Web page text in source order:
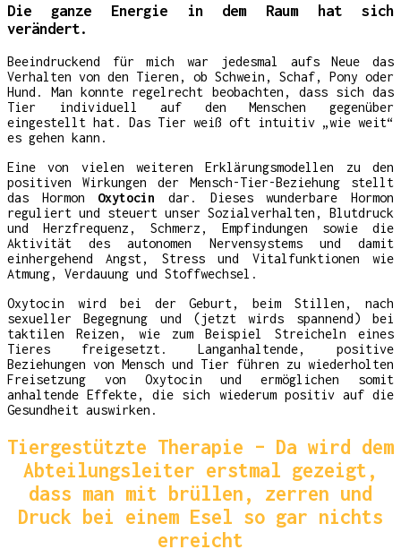
Die ganze Energie in dem Raum hat sich
verändert.
Beeindruckend für mich war jedesmal aufs Neue das
Verhalten von den Tieren, ob Schwein, Schaf, Pony oder
Hund. Man konnte regelrecht beobachten, dass sich das
Tier individuell auf den Menschen gegenüber
eingestellt hat. Das Tier weiß oft intuitiv „wie weit“
es gehen kann.
Eine von vielen weiteren Erklärungsmodellen zu den
positiven Wirkungen der Mensch-Tier-Beziehung stellt
das Hormon Oxytocin dar. Dieses wunderbare Hormon
reguliert und steuert unser Sozialverhalten, Blutdruck
und Herzfrequenz, Schmerz, Empfindungen sowie die
Aktivität des autonomen Nervensystems und damit
einhergehend Angst, Stress und Vitalfunktionen wie
Atmung, Verdauung und Stoffwechsel.
Oxytocin wird bei der Geburt, beim Stillen, nach
sexueller Begegnung und (jetzt wirds spannend) bei
taktilen Reizen, wie zum Beispiel Streicheln eines
Tieres freigesetzt. Langanhaltende, positive
Beziehungen von Mensch und Tier führen zu wiederholten
Freisetzung von Oxytocin und ermöglichen somit
anhaltende Effekte, die sich wiederum positiv auf die
Gesundheit auswirken.
Tiergestützte Therapie – Da wird dem
Abteilungsleiter erstmal gezeigt,
dass man mit brüllen, zerren und
Druck bei einem Esel so gar nichts
erreicht